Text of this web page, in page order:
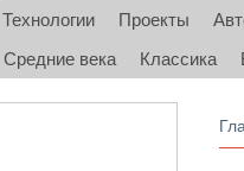
Технологии Проекты
Средние века Классика